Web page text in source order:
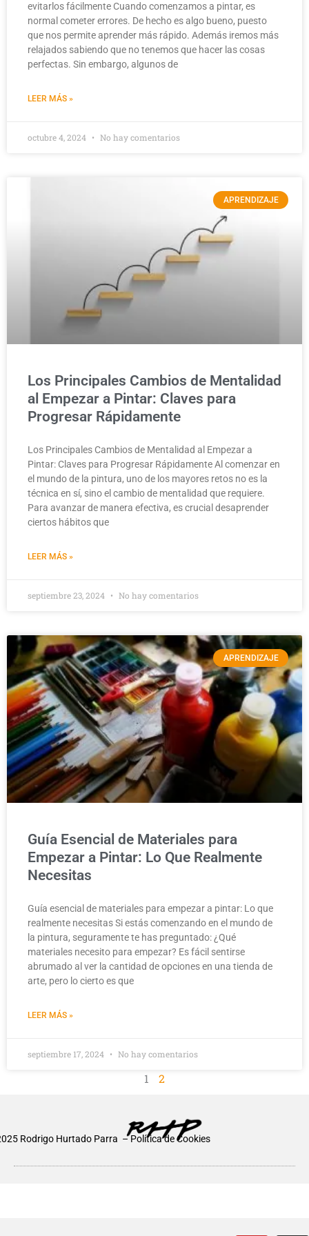
evitarlos fácilmente Cuando comenzamos a pintar, es
normal cometer errores. De hecho es algo bueno, puesto
que nos permite aprender más rápido. Además iremos más
relajados sabiendo que no tenemos que hacer las cosas
perfectas. Sin embargo, algunos de
LEER MÁS »
octubre 4, 2024 No hay comentarios
APRENDIZAJE
Los Principales Cambios de Mentalidad
al Empezar a Pintar: Claves para
Progresar Rápidamente
Los Principales Cambios de Mentalidad al Empezar a
Pintar: Claves para Progresar Rápidamente Al comenzar en
el mundo de la pintura, uno de los mayores retos no es la
técnica en sí, sino el cambio de mentalidad que requiere.
Para avanzar de manera efectiva, es crucial desaprender
ciertos hábitos que
LEER MÁS »
septiembre 23, 2024 No hay comentarios
APRENDIZAJE
Guía Esencial de Materiales para
Empezar a Pintar: Lo Que Realmente
Necesitas
Guía esencial de materiales para empezar a pintar: Lo que
realmente necesitas Si estás comenzando en el mundo de
la pintura, seguramente te has preguntado: ¿Qué
materiales necesito para empezar? Es fácil sentirse
abrumado al ver la cantidad de opciones en una tienda de
arte, pero lo cierto es que
LEER MÁS »
septiembre 17, 2024 No hay comentarios
1 2
Rodrigo Hurtado Parra –Política de Cookies